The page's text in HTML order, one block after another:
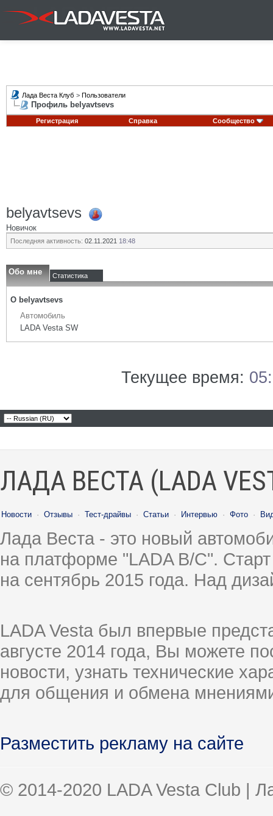
Лада Веста Клуб > Пользователи
Профиль belyavtsevs
Регистрация Справка Сообщество
belyavtsevs
Новичок
Последняя активность: 02.11.2021 18:48
Обо мне Статистика
О belyavtsevs
Автомобиль
LADA Vesta SW
Текущее время:
ЛАДА ВЕСТА (LADA
Новости · Отзывы · Тест-драйвы · Статьи · Интервью · Фото ·
Лада Веста - это новый
на платформе "LADA B/C".
на сентябрь 2015 года. Над
LADA Vesta был впервые
августе 2014 года, Вы можете
новости, узнать технические
для общения и обмена
Разместить рекламу на сайте
© 2014-2020 LADA Vesta Club |